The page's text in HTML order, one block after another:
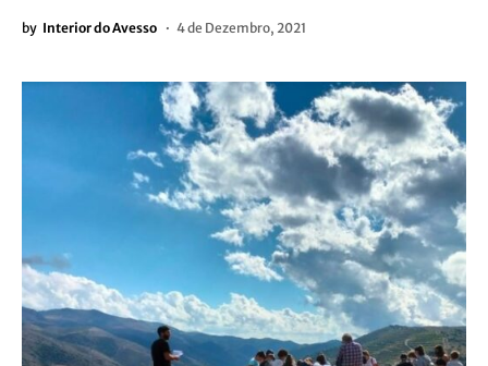
by Interior do Avesso 4 de Dezembro, 2021